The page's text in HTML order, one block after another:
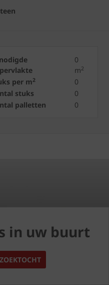
0
m2
per m2
0
stuks
0
palletten
0
in uw buurt